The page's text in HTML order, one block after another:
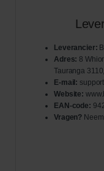
Leverancier:
Adres: 8
Tauranga
E-mail:
Website:
EAN-code:
Vragen?